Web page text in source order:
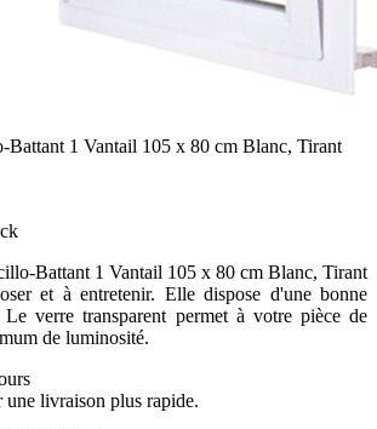
Battant 1 Vantail 105 x 80 cm Blanc, Tirant
Battant 1 Vantail 105 x 80 cm Blanc, Tirant
et à entretenir. Elle dispose d'une bonne
verre transparent permet à votre pièce de
de luminosité.
une livraison plus rapide.